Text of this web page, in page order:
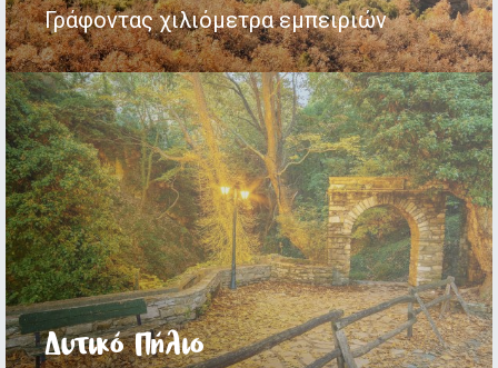
Γράφοντας χιλιόμετρα εμπειριών
Δυτικό Πήλιο